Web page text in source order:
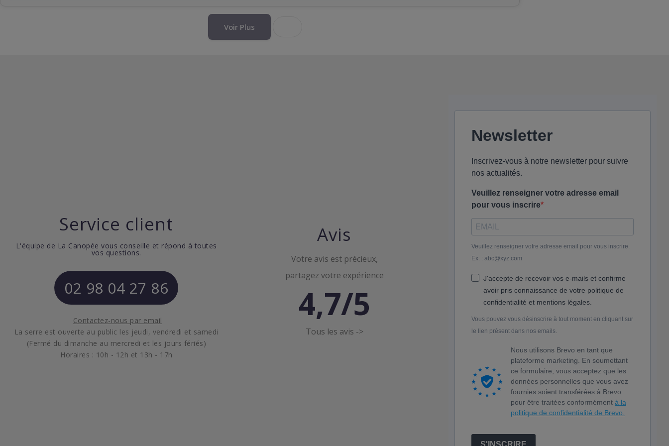
Voir Plus
Service client
L'équipe de La Canopée vous conseille et répond à toutes
vos questions.
02 98 04 27 86
Contactez-nous par email
La serre est ouverte au public les jeudi, vendredi et samedi
(Fermé du dimanche au mercredi et les jours fériés)
Horaires : 10h - 12h et 13h - 17h
Avis
Votre avis est précieux,
partagez votre expérience
4,7/5
Tous les avis ->
Newsletter
Inscrivez-vous à notre newsletter pour suivre
nos actualités.
Veuillez renseigner votre adresse email
pour vous inscrire
Veuillez renseigner votre adresse email pour vous inscrire.
Ex. : abc@xyz.com
J'accepte de recevoir vos e-mails et confirme
avoir pris connaissance de votre politique de
confidentialité et mentions légales.
Vous pouvez vous désinscrire à tout moment en cliquant sur
le lien présent dans nos emails.
Nous utilisons Brevo en tant que
plateforme marketing. En soumettant
ce formulaire, vous acceptez que les
données personnelles que vous avez
fournies soient transférées à Brevo
pour être traitées conformément à la
politique de confidentialité de Brevo.
S'INSCRIRE